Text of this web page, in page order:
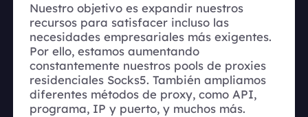
Nuestro objetivo es expandir nuestros
recursos para satisfacer incluso las
necesidades empresariales más exigentes.
Por ello, estamos aumentando
constantemente nuestros pools de proxies
residenciales Socks5. También ampliamos
diferentes métodos de proxy, como API,
programa, IP y puerto, y muchos más.